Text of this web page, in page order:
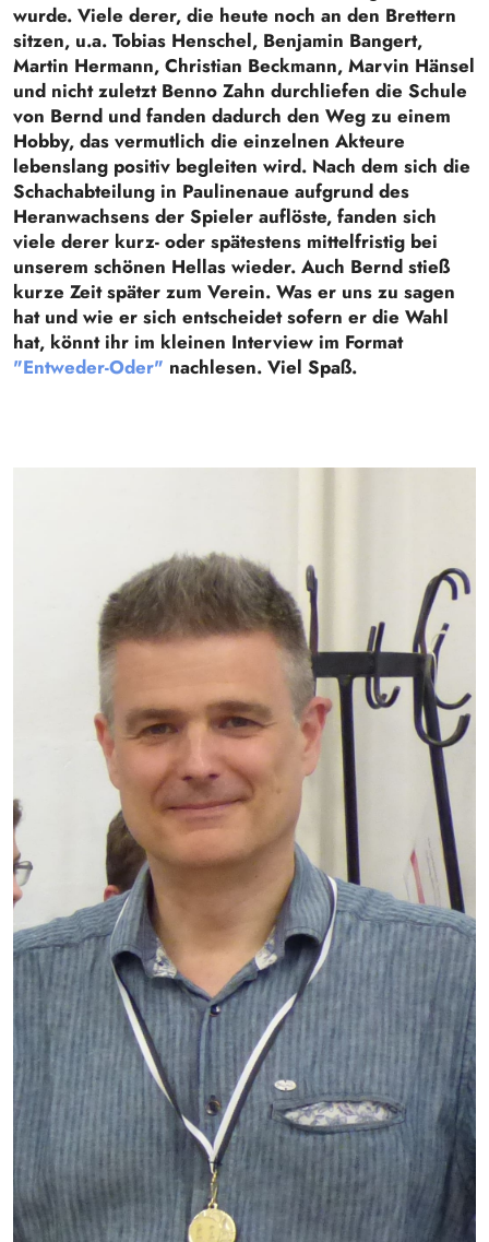
wurde. Viele derer, die heute noch an den Brettern
sitzen, u.a. Tobias Henschel, Benjamin Bangert,
Martin Hermann, Christian Beckmann, Marvin Hänsel
und nicht zuletzt Benno Zahn durchliefen die Schule
von Bernd und fanden dadurch den Weg zu einem
Hobby, das vermutlich die einzelnen Akteure
lebenslang positiv begleiten wird. Nach dem sich die
Schachabteilung in Paulinenaue aufgrund des
Heranwachsens der Spieler auflöste, fanden sich
viele derer kurz- oder spätestens mittelfristig bei
unserem schönen Hellas wieder. Auch Bernd stieß
kurze Zeit später zum Verein. Was er uns zu sagen
hat und wie er sich entscheidet sofern er die Wahl
hat, könnt ihr im kleinen Interview im Format
"Entweder-Oder" nachlesen. Viel Spaß.